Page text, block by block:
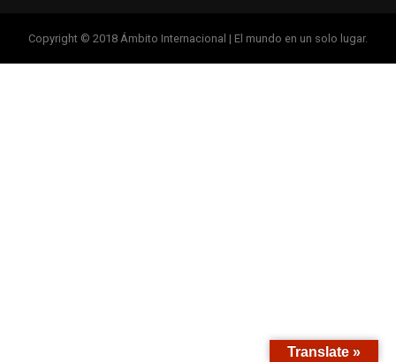
Copyright © 2018 Ámbito Internacional | El mundo en un solo lugar.
Translate »